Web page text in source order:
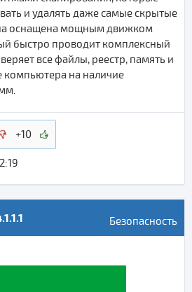
и удалять даже самые скрытые
оснащена мощным движком
быстро проводит комплексный
все файлы, реестр, память и
компьютера на наличие
+10
Безопасность